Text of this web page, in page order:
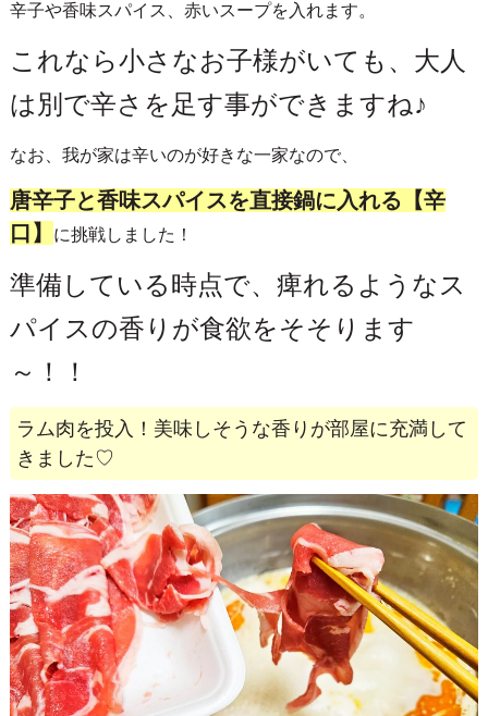
辛子や香味スパイス、赤いスープを入れます。
これなら小さなお子様がいても、大人
は別で辛さを足す事ができますね♪
なお、我が家は辛いのが好きな一家なので、
唐辛子と香味スパイスを直接鍋に入れる【辛
口】
に挑戦しました！
準備している時点で、痺れるようなス
パイスの香りが食欲をそそります
～！！
ラム肉を投入！美味しそうな香りが部屋に充満して
きました♡